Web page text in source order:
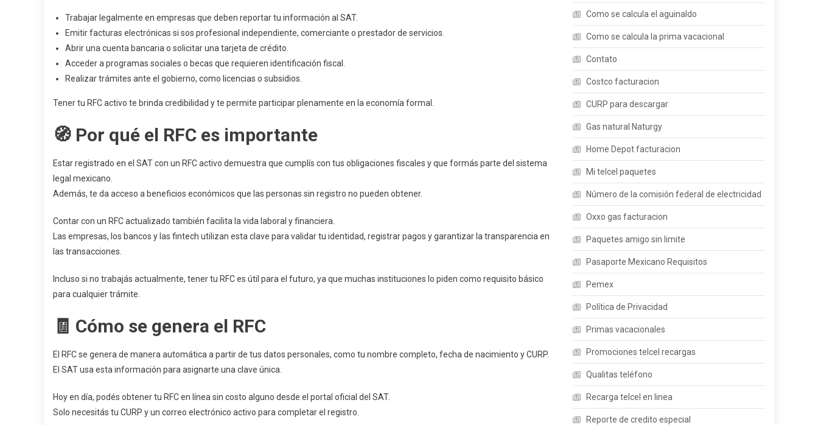
Trabajar legalmente en empresas que deben reportar tu información al SAT.
Emitir facturas electrónicas si sos profesional independiente, comerciante o prestador de servicios.
Abrir una cuenta bancaria o solicitar una tarjeta de crédito.
Acceder a programas sociales o becas que requieren identificación fiscal.
Realizar trámites ante el gobierno, como licencias o subsidios.
Tener tu RFC activo te brinda credibilidad y te permite participar plenamente en la economía formal.
🧭 Por qué el RFC es importante
Estar registrado en el SAT con un RFC activo demuestra que cumplís con tus obligaciones fiscales y que formás parte del sistema
legal mexicano.
Además, te da acceso a beneficios económicos que las personas sin registro no pueden obtener.
Contar con un RFC actualizado también facilita la vida laboral y financiera.
Las empresas, los bancos y las fintech utilizan esta clave para validar tu identidad, registrar pagos y garantizar la transparencia en
las transacciones.
Incluso si no trabajás actualmente, tener tu RFC es útil para el futuro, ya que muchas instituciones lo piden como requisito básico
para cualquier trámite.
🧾 Cómo se genera el RFC
El RFC se genera de manera automática a partir de tus datos personales, como tu nombre completo, fecha de nacimiento y CURP.
El SAT usa esta información para asignarte una clave única.
Hoy en día, podés obtener tu RFC en línea sin costo alguno desde el portal oficial del SAT.
Solo necesitás tu CURP y un correo electrónico activo para completar el registro.
Como se calcula el aguinaldo
Como se calcula la prima vacacional
Contato
Costco facturacion
CURP para descargar
Gas natural Naturgy
Home Depot facturacion
Mi telcel paquetes
Número de la comisión federal de electricidad
Oxxo gas facturacion
Paquetes amigo sin limite
Pasaporte Mexicano Requisitos
Pemex
Política de Privacidad
Primas vacacionales
Promociones telcel recargas
Qualitas teléfono
Recarga telcel en linea
Reporte de credito especial